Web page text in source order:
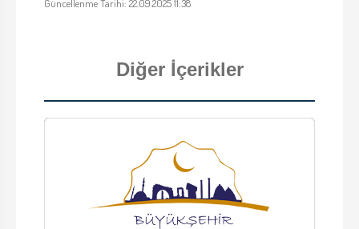
Güncellenme Tarihi: 22.09.2025 11:38
Diğer İçerikler